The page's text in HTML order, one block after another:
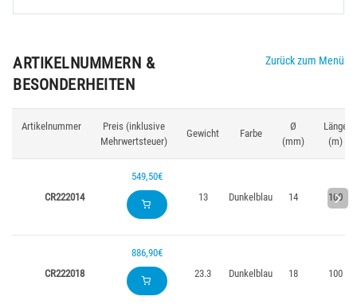
ARTIKELNUMMERN &
BESONDERHEITEN
Zurück zum Menü
Artikelnummer
Preis (inklusive
Mehrwertsteuer)
Gewicht Farbe
Ø
(mm)
Länge
(m)
CR222014
549,50€
13
Dunkelblau 14 100
CR222018
886,90€
23.3
Dunkelblau 18 100